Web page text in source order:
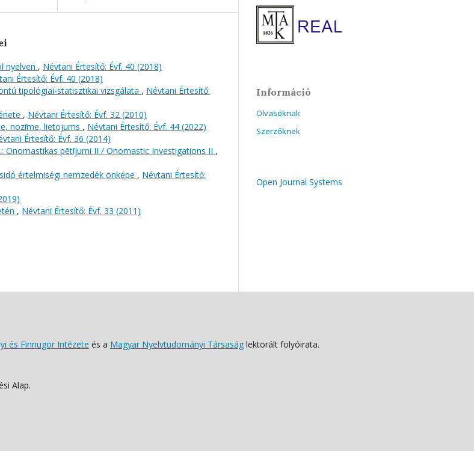
nyelven , Névtani Értesítő: Évf. 40 (2018)
Értesítő: Évf. 40 (2018)
tipológiai-statisztikai vizsgálata , Névtani Értesítő:
, Névtani Értesítő: Évf. 32 (2010)
nozīme, lietojums , Névtani Értesítő: Évf. 44 (2022)
Értesítő: Évf. 36 (2014)
Onomastikas pētījumi II / Onomastic Investigations II ,
értelmiségi nemzedék önképe , Névtani Értesítő:
, Névtani Értesítő: Évf. 33 (2011)
Információ
Olvasóknak
Szerzőknek
Open Journal Systems
és Finnugor Intézete és a Magyar Nyelvtudományi Társaság lektorált folyóirata.
Alap.